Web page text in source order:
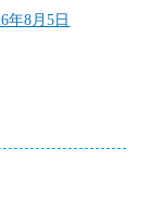
年8月5日